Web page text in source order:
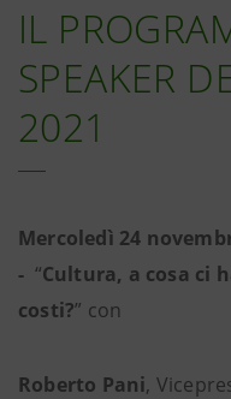
IL
SPEAKER
2021
Mercoledì 24
- “Cultura, a cosa ci
costi?” con
Roberto Pani,